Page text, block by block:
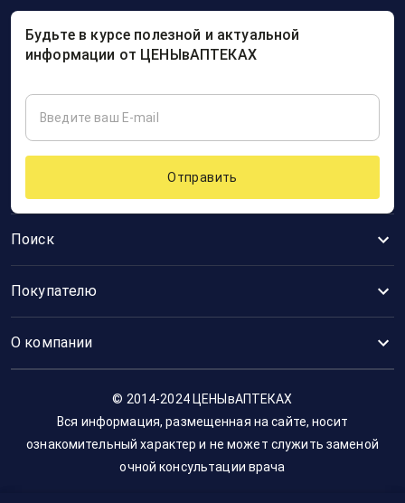
Поиск
Покупателю
О компании
Будьте в курсе полезной и актуальной
информации от ЦЕНЫвАПТЕКАХ
Отправить
© 2014-2024 ЦЕНЫвАПТЕКАХ
Вся информация, размещенная на сайте, носит
ознакомительный характер и не может служить заменой
очной консультации врача